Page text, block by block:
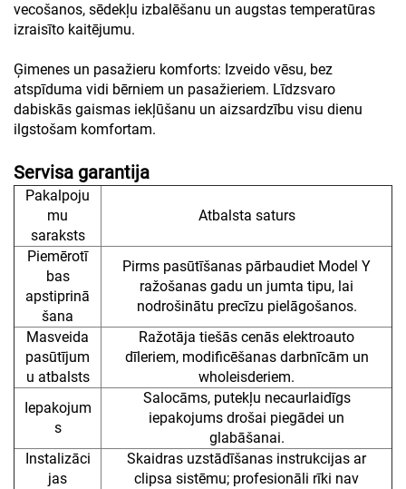
vecošanos, sēdekļu izbalēšanu un augstas temperatūras
izraisīto kaitējumu.
Ģimenes un pasažieru komforts: Izveido vēsu, bez
atspīduma vidi bērniem un pasažieriem. Līdzsvaro
dabiskās gaismas iekļūšanu un aizsardzību visu dienu
ilgstošam komfortam.
Servisa garantija
Pakalpoju
mu
saraksts
Atbalsta saturs
Piemērotī
bas
apstiprinā
šana
Pirms pasūtīšanas pārbaudiet Model Y
ražošanas gadu un jumta tipu, lai
nodrošinātu precīzu pielāgošanos.
Masveida
pasūtījum
u atbalsts
Ražotāja tiešās cenās elektroauto
dīleriem, modificēšanas darbnīcām un
wholeisderiem.
Iepakojum
s
Salocāms, putekļu necaurlaidīgs
iepakojums drošai piegādei un
glabāšanai.
Instalizāci
jas
Skaidras uzstādīšanas instrukcijas ar
clipsa sistēmu; profesionāli rīki nav